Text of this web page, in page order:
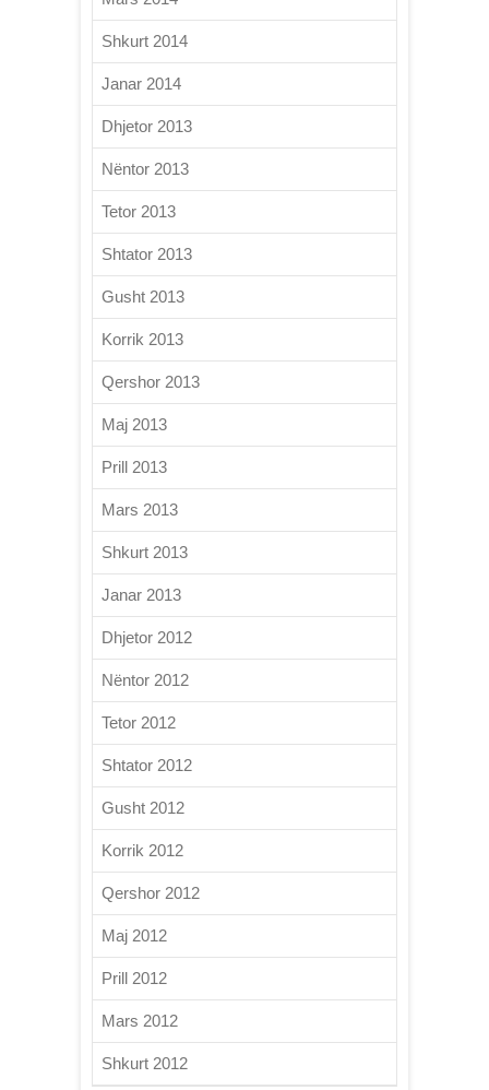
Shkurt 2014
Janar 2014
Dhjetor 2013
Nëntor 2013
Tetor 2013
Shtator 2013
Gusht 2013
Korrik 2013
Qershor 2013
Maj 2013
Prill 2013
Mars 2013
Shkurt 2013
Janar 2013
Dhjetor 2012
Nëntor 2012
Tetor 2012
Shtator 2012
Gusht 2012
Korrik 2012
Qershor 2012
Maj 2012
Prill 2012
Mars 2012
Shkurt 2012